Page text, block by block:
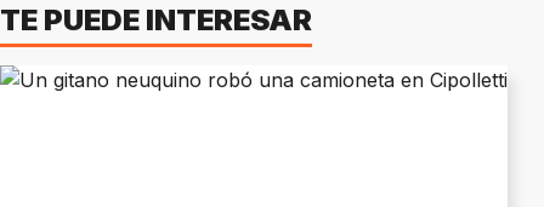
TE PUEDE INTERESAR